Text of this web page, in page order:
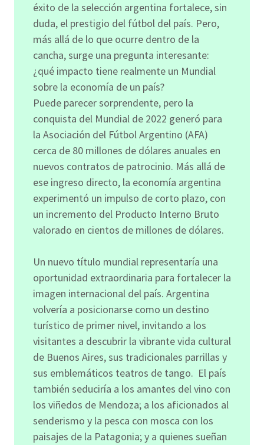
éxito de la selección argentina fortalece, sin
duda, el prestigio del fútbol del país. Pero,
más allá de lo que ocurre dentro de la
cancha, surge una pregunta interesante:
¿qué impacto tiene realmente un Mundial
sobre la economía de un país?
Puede parecer sorprendente, pero la
conquista del Mundial de 2022 generó para
la Asociación del Fútbol Argentino (AFA)
cerca de 80 millones de dólares anuales en
nuevos contratos de patrocinio. Más allá de
ese ingreso directo, la economía argentina
experimentó un impulso de corto plazo, con
un incremento del Producto Interno Bruto
valorado en cientos de millones de dólares.
Un nuevo título mundial representaría una
oportunidad extraordinaria para fortalecer la
imagen internacional del país. Argentina
volvería a posicionarse como un destino
turístico de primer nivel, invitando a los
visitantes a descubrir la vibrante vida cultural
de Buenos Aires, sus tradicionales parrillas y
sus emblemáticos teatros de tango. El país
también seduciría a los amantes del vino con
los viñedos de Mendoza; a los aficionados al
senderismo y la pesca con mosca con los
paisajes de la Patagonia; y a quienes sueñan